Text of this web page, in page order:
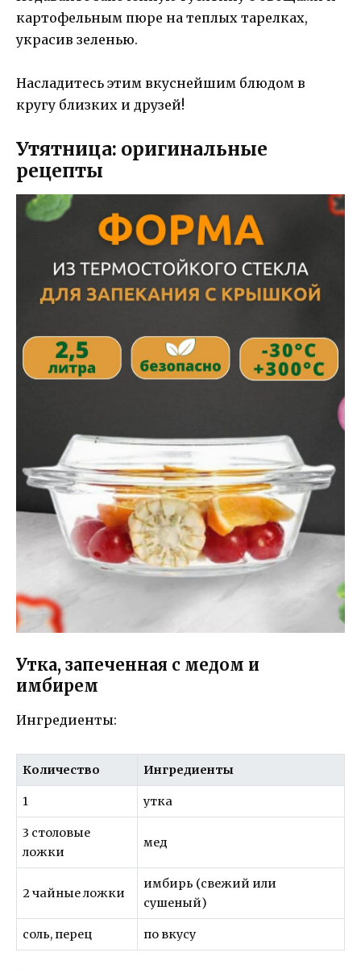
картофельным пюре на теплых тарелках,
украсив зеленью.
Насладитесь этим вкуснейшим блюдом в
кругу близких и друзей!
Утятница: оригинальные
рецепты
Утка, запеченная с медом и
имбирем
Ингредиенты:
Количество Ингредиенты
1 утка
3 столовые
ложки
мед
2 чайные ложки
имбирь (свежий или
сушеный)
соль, перец по вкусу